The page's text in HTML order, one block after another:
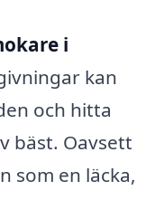
i
kan
och hitta
bäst. Oavsett
som en läcka,